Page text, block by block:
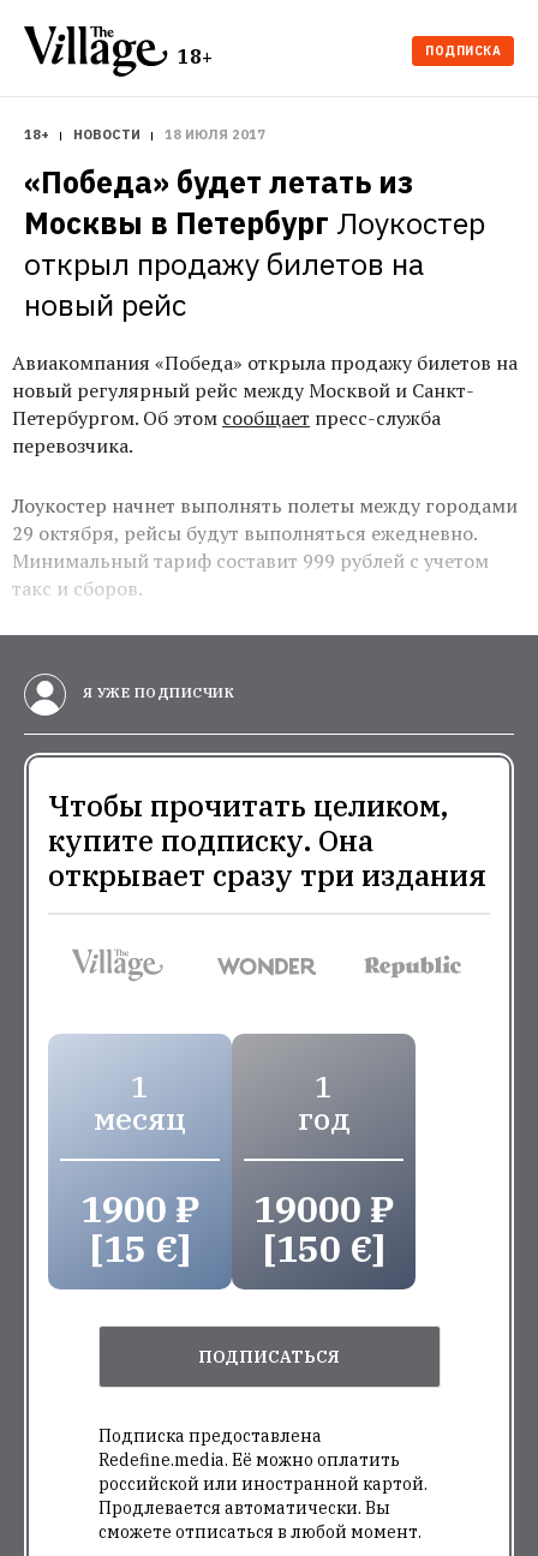
18+ ПОДПИСКА
18+ НОВОСТИ 18 ИЮЛЯ 2017
«Победа» будет летать из
Москвы в Петербург Лоукостер
открыл продажу билетов на
новый рейс
Авиакомпания «Победа» открыла продажу билетов на
новый регулярный рейс между Москвой и Санкт-
Петербургом. Об этом сообщает пресс-служба
перевозчика.
Лоукостер начнет выполнять полеты между городами
29 октября, рейсы будут выполняться ежедневно.
Минимальный тариф составит 999 рублей с учетом
такс и сборов.
Я УЖЕ ПОДПИСЧИК
Чтобы прочитать целиком,
купите подписку. Она
открывает сразу три издания
1
месяц
1900 ₽
[15 €]
1
год
19000 ₽
[150 €]
ПОДПИСАТЬСЯ
Подписка предоставлена
Redefine.media. Её можно оплатить
российской или иностранной картой.
Продлевается автоматически. Вы
сможете отписаться в любой момент.